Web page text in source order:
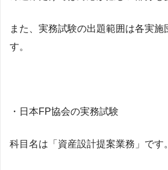
また、実務試験の出題範囲は各実施
す。
・日本FP協会の実務試験
科目名は「資産設計提案業務」です。